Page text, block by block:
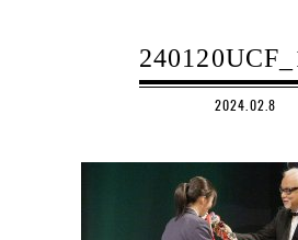
2024.02.8